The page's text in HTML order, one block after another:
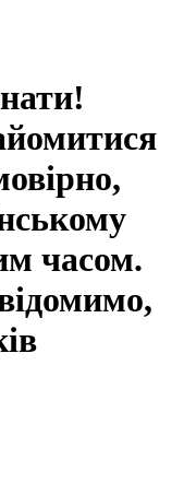
часом.